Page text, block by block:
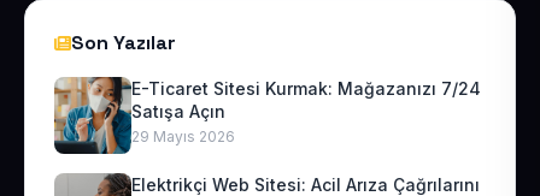
Son Yazılar
E-Ticaret Sitesi Kurmak: Mağazanızı 7/24
Satışa Açın
29 Mayıs 2026
Elektrikçi Web Sitesi: Acil Arıza Çağrılarını